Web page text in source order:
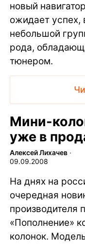
новый
ожидает успех,
небольшой
рода,
тюнером.
Мини-
уже в
Алексей Лихачев ∙
09.09.2008
На днях на
очередная
производителя
«Пополнение»
колонок.